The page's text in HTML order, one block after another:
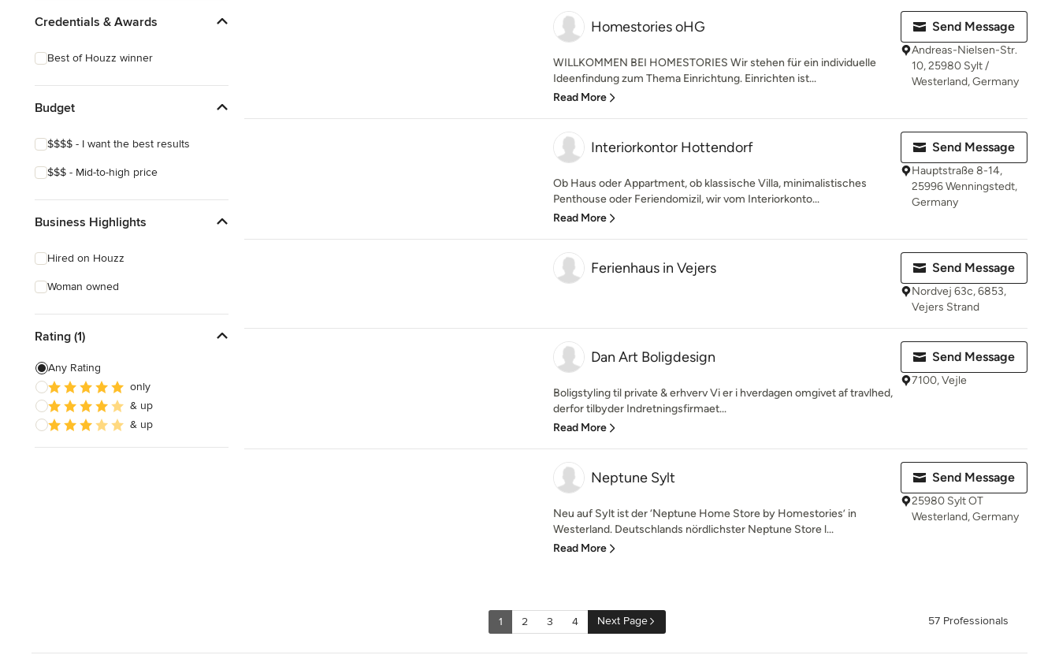
Credentials & Awards
Best of Houzz winner
Budget
$$$$ - I want the best results
$$$ - Mid-to-high price
Business Highlights
Hired on Houzz
Woman owned
Rating (1)
Any Rating
only
& up
& up
Homestories oHG
WILLKOMMEN BEI HOMESTORIES Wir stehen für ein individuelle
Ideenfindung zum Thema Einrichtung. Einrichten ist...
Read More
Send Message
Andreas-Nielsen-Str.
10, 25980 Sylt /
Westerland, Germany
Interiorkontor Hottendorf
Ob Haus oder Appartment, ob klassische Villa, minimalistisches
Penthouse oder Feriendomizil, wir vom Interiorkonto...
Read More
Send Message
Hauptstraße 8-14,
25996 Wenningstedt,
Germany
Ferienhaus in Vejers Send Message
Nordvej 63c, 6853,
Vejers Strand
Dan Art Boligdesign
Boligstyling til private & erhverv Vi er i hverdagen omgivet af travlhed,
derfor tilbyder Indretningsfirmaet...
Read More
Send Message
7100, Vejle
Neptune Sylt
Neu auf Sylt ist der ‘Neptune Home Store by Homestories’ in
Westerland. Deutschlands nördlichster Neptune Store l...
Read More
Send Message
25980 Sylt OT
Westerland, Germany
1 2 3 4 Next Page 57 Professionals